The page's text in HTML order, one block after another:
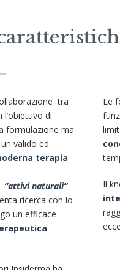
tra
di
formulazione ma
valido ed
terapia
“attivi naturali”
ricerca con lo
un efficace
Le
Il